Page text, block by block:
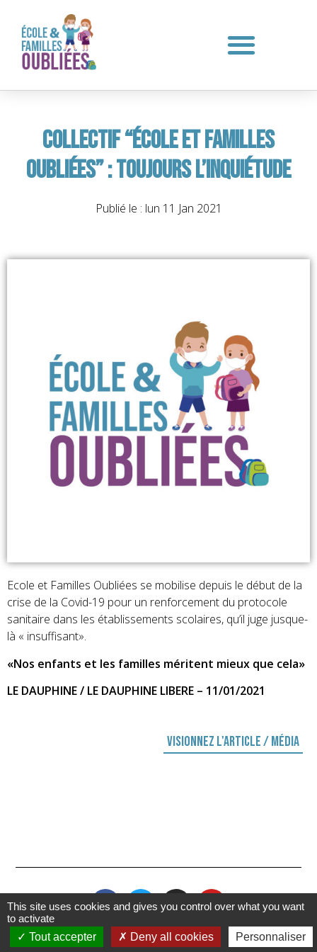
Collectif “École et familles
oubliées” : toujours l’inquiétude
Publié le : lun 11 Jan 2021
Ecole et Familles Oubliées se mobilise depuis le début de la
crise de la Covid-19 pour un renforcement du protocole
sanitaire dans les établissements scolaires, qu’il juge jusque-
là « insuffisant».
«Nos enfants et les familles méritent mieux que cela»
LE DAUPHINE / LE DAUPHINE LIBERE – 11/01/2021
Visionnez l'article / média
Plan de site Mentions légales & confidentialité
This site uses cookies and gives you control over what you want
to activate
Tout accepter
Deny all cookies Personnaliser